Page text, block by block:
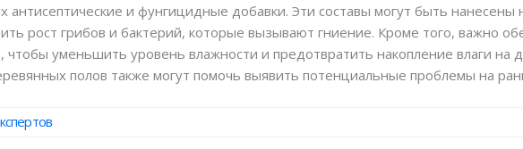
антисептические и фунгицидные добавки. Эти составы могут быть
рост грибов и бактерий, которые вызывают гниение. Кроме того, важно
уменьшить уровень влажности и предотвратить накопление влаги на
полов также могут помочь выявить потенциальные проблемы на